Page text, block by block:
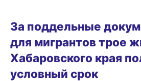
За поддельные
для мигрантов трое
Хабаровского края
условный срок